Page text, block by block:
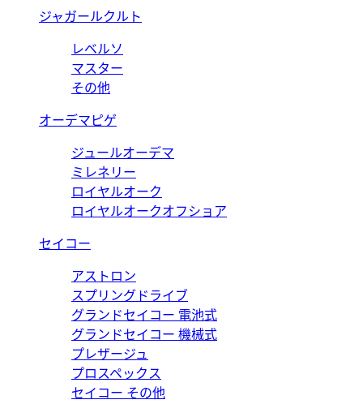
ジャガールクルト
レベルソ
マスター
その他
オーデマピゲ
ジュールオーデマ
ミレネリー
ロイヤルオーク
ロイヤルオークオフショア
セイコー
アストロン
スプリングドライブ
グランドセイコー 電池式
グランドセイコー 機械式
プレザージュ
プロスペックス
セイコー その他